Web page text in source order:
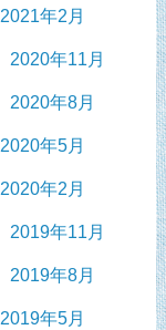
2021年2月
2020年11月
2020年8月
2020年5月
2020年2月
2019年11月
2019年8月
2019年5月